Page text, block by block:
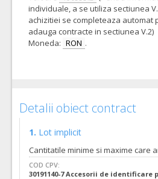
individuale, a se utiliza sectiunea
achizitiei se completeaza automat
adauga contracte in sectiunea V.2)
Moneda: RON .
Detalii obiect contract
1. Lot implicit
COD CPV:
30191140-7 Accesorii de identificare